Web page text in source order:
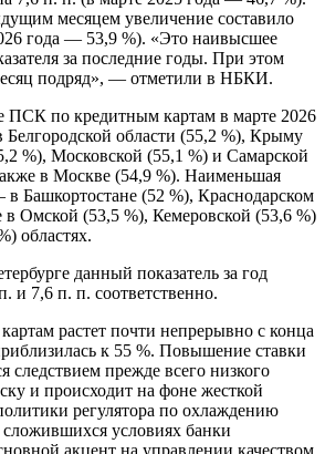
месяцем увеличение составило
года — 53,9 %). «Это наивысшее
за последние годы. При этом
подряд», — отметили в НБКИ.
ПСК по кредитным картам в марте 2026
Белгородской области (55,2 %), Крыму
%), Московской (55,1 %) и Самарской
в Москве (54,9 %). Наименьшая
Башкортостане (52 %), Краснодарском
в Омской (53,5 %), Кемеровской (53,6 %)
областях.
данный показатель за год
и 7,6 п. п. соответственно.
растет почти непрерывно с конца
к 55 %. Повышение ставки
следствием прежде всего низкого
и происходит на фоне жесткой
регулятора по охлаждению
условиях банки
акцент на управлении качеством